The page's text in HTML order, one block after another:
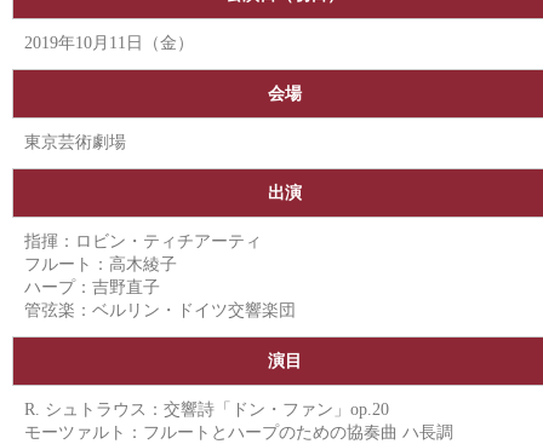
2019年10月11日（金）
会場
東京芸術劇場
出演
指揮：ロビン・ティチアーティ
フルート：高木綾子
ハープ：吉野直子
管弦楽：ベルリン・ドイツ交響楽団
演目
R. シュトラウス：交響詩「ドン・ファン」op.20
モーツァルト：フルートとハープのための協奏曲 ハ長調